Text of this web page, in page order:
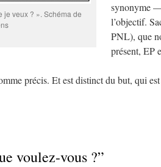
je veux ? ». Schéma de
synonyme
l’objectif.
PNL), que
présent, EP
précis. Et est distinct du but, qui
voulez-vous ?”